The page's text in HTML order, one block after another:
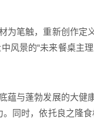
为笔触，重新创作
风景的“未来餐桌主理
蕴与蓬勃发展的大
同时，依托良之隆